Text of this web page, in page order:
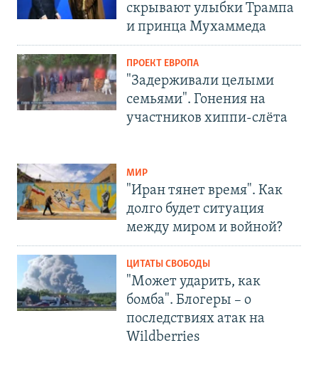
скрывают улыбки Трампа
и принца Мухаммеда
ПРОЕКТ ЕВРОПА
"Задерживали целыми
семьями". Гонения на
участников хиппи-слёта
МИР
"Иран тянет время". Как
долго будет ситуация
между миром и войной?
ЦИТАТЫ СВОБОДЫ
"Может ударить, как
бомба". Блогеры – о
последствиях атак на
Wildberries